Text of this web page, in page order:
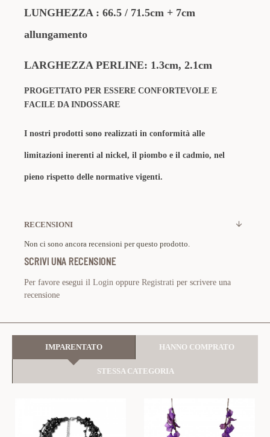
LUNGHEZZA : 66.5 / 71.5cm + 7cm
allungamento
LARGHEZZA PERLINE: 1.3cm, 2.1cm
PROGETTATO PER ESSERE CONFORTEVOLE E
FACILE DA INDOSSARE
I nostri prodotti sono realizzati in conformità alle
limitazioni inerenti al nickel, il piombo e il cadmio, nel
pieno rispetto delle normative vigenti.
RECENSIONI
Non ci sono ancora recensioni per questo prodotto.
SCRIVI UNA RECENSIONE
Per favore esegui il Login oppure Registrati per scrivere una
recensione
IMPARENTATO HANNO COMPRATO
STESSA CATEGORIA